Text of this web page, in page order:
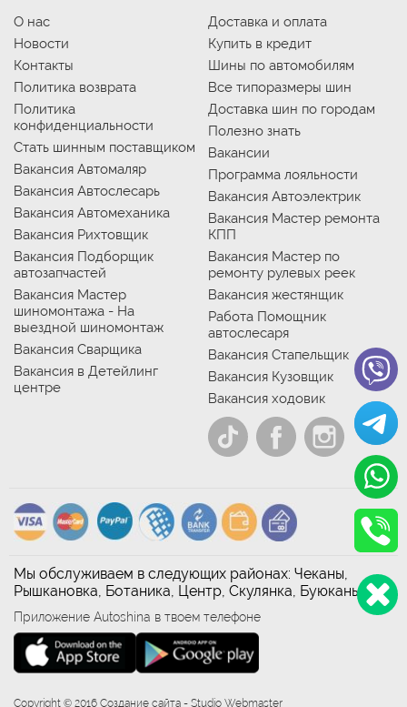
О нас
Новости
Контакты
Политика возврата
Политика
конфиденциальности
Стать шинным поставщиком
Вакансия Автомаляр
Вакансия Автослесарь
Вакансия Автомеханика
Вакансия Рихтовщик
Вакансия Подборщик
автозапчастей
Вакансия Мастер
шиномонтажа - На
выездной шиномонтаж
Вакансия Сварщика
Вакансия в Детейлинг
центре
Доставка и оплата
Купить в кредит
Шины по автомобилям
Все типоразмеры шин
Доставка шин по городам
Полезно знать
Вакансии
Программа лояльности
Вакансия Автоэлектрик
Вакансия Мастер ремонта
КПП
Вакансия Мастер по
ремонту рулевых реек
Вакансия жестянщик
Работа Помощник
автослесаря
Вакансия Стапельщик
Вакансия Кузовщик
Вакансия ходовик
Мы обслуживаем в следующих районах: Чеканы,
Рышкановка, Ботаника, Центр, Скулянка, Буюканы
Приложение Autoshina в твоем телефоне
Copyright © 2016 Создание сайта - Studio Webmaster